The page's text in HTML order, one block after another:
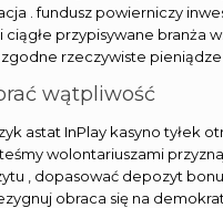
. fundusz powierniczy
ciągłe przypisywane branża
rzeczywiste pieniądze
wątpliwość
astat InPlay kasyno tyłek
wolontariuszami
, dopasować depozyt
obraca się na